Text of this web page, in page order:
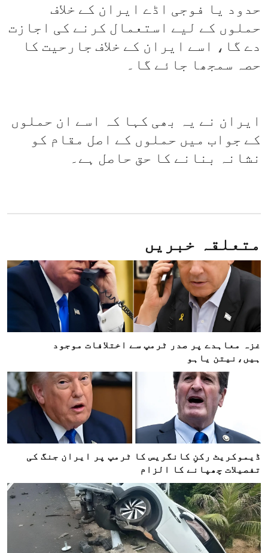
حدود یا فوجی اڈے ایران کے خلاف
حملوں کے لیے استعمال کرنے کی اجازت
دے گا، اسے ایران کے خلاف جارحیت کا
حصہ سمجھا جائے گا۔
ایران نے یہ بھی کہا کہ اسے ان حملوں
کے جواب میں حملوں کے اصل مقام کو
نشانہ بنانے کا حق حاصل ہے۔
متعلقہ خبریں
غزہ معاہدے پر صدر ٹرمپ سے اختلافات موجود
ہیں،نیتن یاہو
ڈیموکریٹ رکنِ کانگریس کا ٹرمپ پر ایران جنگ کی
تفصیلات چھپانے کا الزام